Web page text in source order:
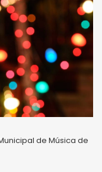
de Música de